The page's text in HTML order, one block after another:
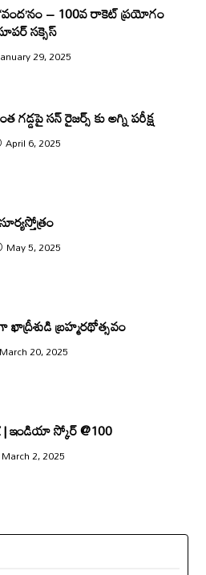
– 100వ రాకెట్ ప్రయోగం
స‌క్సెస్‌
29, 2025
గడ్డపై సన్ రైజర్స్ కు అగ్ని పరీక్ష
April 6, 2025
సూర్యస్తోత్రం
May 5, 2025
ఖాద్రీశుడి బ్రహ్మరథోత్సవం
March 20, 2025
| ఇండియా స్కోర్ @100
March 2, 2025